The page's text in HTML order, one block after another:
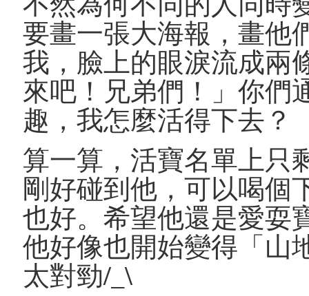
要畫一張大海報，畫他
我，臉上的眼淚流成兩
來吧！兄弟們！」你們
趣，我怎麼活得下去？
算一算，活寶名單上只
剛好碰到他，可以喝個
也好。希望他還是愛耍
他好像也開始變得「山
太對勁/_\